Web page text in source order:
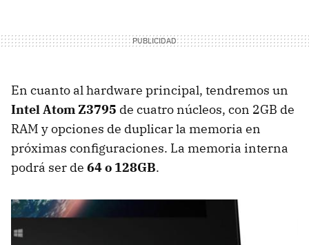
En cuanto al hardware principal, tendremos un
Intel Atom Z3795 de cuatro núcleos, con 2GB de
RAM y opciones de duplicar la memoria en
próximas configuraciones. La memoria interna
podrá ser de 64 o 128GB.